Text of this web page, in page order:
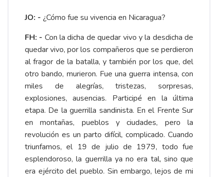
JO: - ¿Cómo fue su vivencia en Nicaragua?
FH: - Con la dicha de quedar vivo y la desdicha de
quedar vivo, por los compañeros que se perdieron
al fragor de la batalla, y también por los que, del
otro bando, murieron. Fue una guerra intensa, con
miles de alegrías, tristezas, sorpresas,
explosiones, ausencias. Participé en la última
etapa. De la guerrilla sandinista. En el Frente Sur
en montañas, pueblos y ciudades, pero la
revolución es un parto difícil, complicado. Cuando
triunfamos, el 19 de julio de 1979, todo fue
esplendoroso, la guerrilla ya no era tal, sino que
era ejército del pueblo. Sin embargo, lejos de mi